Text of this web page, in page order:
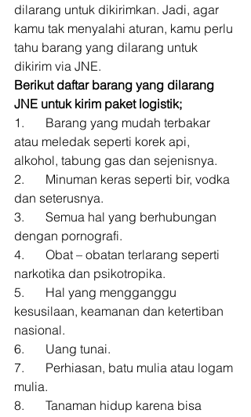
dilarang untuk dikirimkan. Jadi, agar
kamu tak menyalahi aturan, kamu perlu
tahu barang yang dilarang untuk
dikirim via JNE.
Berikut daftar barang yang dilarang
JNE untuk kirim paket logistik;
1.  	Barang yang mudah terbakar
atau meledak seperti korek api,
alkohol, tabung gas dan sejenisnya.
2.  	Minuman keras seperti bir, vodka
dan seterusnya.
3.  	Semua hal yang berhubungan
dengan pornografi.
4.  	Obat – obatan terlarang seperti
narkotika dan psikotropika.
5.  	Hal yang mengganggu
kesusilaan, keamanan dan ketertiban
nasional.
6.  	Uang tunai.
7.  	Perhiasan, batu mulia atau logam
mulia.
8.  	Tanaman hidup karena bisa